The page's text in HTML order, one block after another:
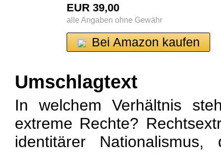
EUR 39,00
alle Angaben ohne Gewähr
Bei Amazon kaufen
Umschlagtext
In welchem Verhältnis
extreme Rechte?
identitärer